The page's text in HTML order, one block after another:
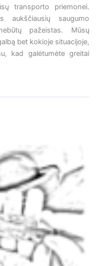
transporto priemonei.
aukščiausių saugumo
pažeistas. Mūsų
bet kokioje situacijoje,
kad galėtumėte greitai